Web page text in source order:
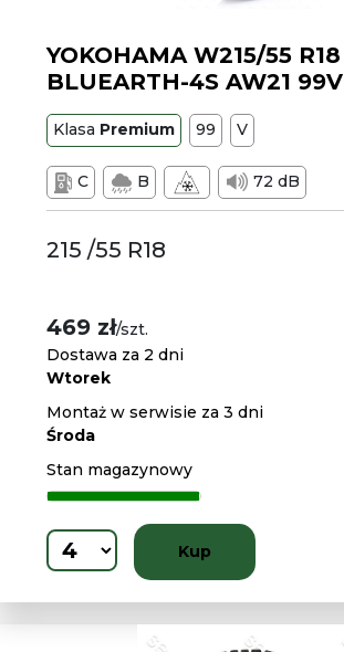
YOKOHAMA W215/55 R18
BLUEARTH-4S AW21 99V
Klasa Premium 99 V
C B 72 dB
215 /55 R18
469 zł/szt.
Dostawa za 2 dni
Wtorek
Montaż w serwisie za 3 dni
Środa
Stan magazynowy
Kup